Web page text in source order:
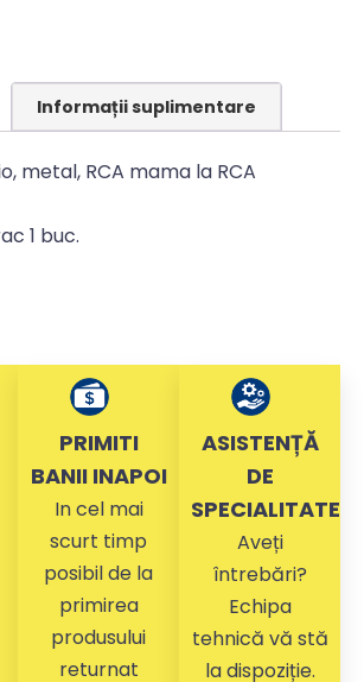
Informații suplimentare
metal, RCA mama la RCA
1 buc.
PRIMITI
BANII INAPOI
In cel mai
scurt timp
posibil de la
primirea
produsului
returnat
ASISTENȚĂ
DE
SPECIALITATE
Aveți
întrebări?
Echipa
tehnică vă stă
la dispoziție.